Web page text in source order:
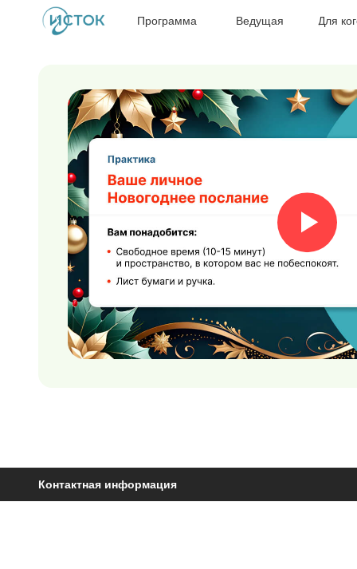
Для кого?
Ведущая
Программа